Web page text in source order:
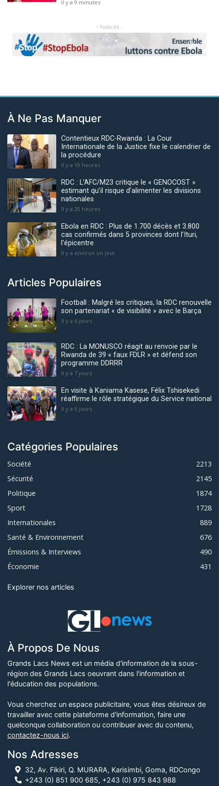
Il y a 9 minutes
- Publicité -
Previous Next
À Ne Pas Manquer
Contentieux RDC-Rwanda : La Cour
Internationale de la Justice fixe le calendrier de
la procédure
Il y a 19 heures
RDC : L’AFC/M23 critique le « GENOCOST »
estimant qu’il risque d'alimenter les divisions
nationales
Il y a 20 heures
Ebola en RDC : Plus de 1.700 décès et 3.800
cas confirmés dans 5 provinces dont l’Ituri,
l'épicentre
Il y a environ un jour
Articles Populaires
Football : Malgré les critiques, la RDC renouvelle
son partenariat « de visibilité » avec le Barça
Il y a 6 jours
RDC : La MONUSCO réagit au renvoie par le
Rwanda de 39 « faux FDLR » et défend son
programme DDRRR
Il y a 7 jours
En visite à Kaniama Kasese, Félix Tshisekedi
réaffirme le rôle stratégique du Service national
Il y a 6 jours
Catégories Populaires
Société
2213
Sécurité
2145
Politique
1874
Sport
1728
Internationales
889
Santé & Environnement
676
Émissions & Interviews
490
Économie
431
Explorer nos articles
À Propos De Nous
Grands Lacs News est un média d'information de la sous-
région des Grands Lacs oeuvrant dans l'information et
l'éducation des populations.
Vous cherchez un espace publicitaire, vous êtes désireux de
travailler avec cette plateforme d'information, faire une
quelconque collaboration ou contribuer avec du contenu,
contactez-nous ici.
Nos Adresses
32, Av. Fikiri, Q. MURARA, Karisimbi, Goma, RDCongo
+243 (0) 851 900 685, +243 (0) 975 843 988